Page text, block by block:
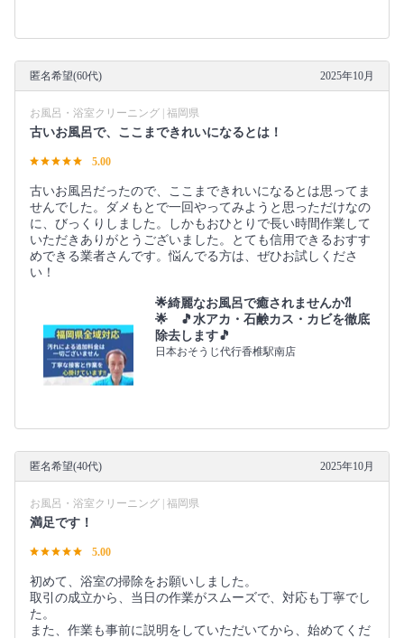
匿名希望(60代) 2025年10月
お風呂・浴室クリーニング | 福岡県
古いお風呂で、ここまできれいになるとは！
5.00
古いお風呂だったので、ここまできれいになるとは思ってま
せんでした。ダメもとで一回やってみようと思っただけなの
に、びっくりしました。しかもおひとりで長い時間作業して
いただきありがとうございました。とても信用できるおすす
めできる業者さんです。悩んでる方は、ぜひお試しくださ
い！
🌟綺麗なお風呂で癒されませんか⁈
🌟 🎵水アカ・石鹸カス・カビを徹底
除去します🎵
日本おそうじ代行香椎駅南店
匿名希望(40代) 2025年10月
お風呂・浴室クリーニング | 福岡県
満足です！
5.00
初めて、浴室の掃除をお願いしました。
取引の成立から、当日の作業がスムーズで、対応も丁寧でし
た。
また、作業も事前に説明をしていただいてから、始めてくだ